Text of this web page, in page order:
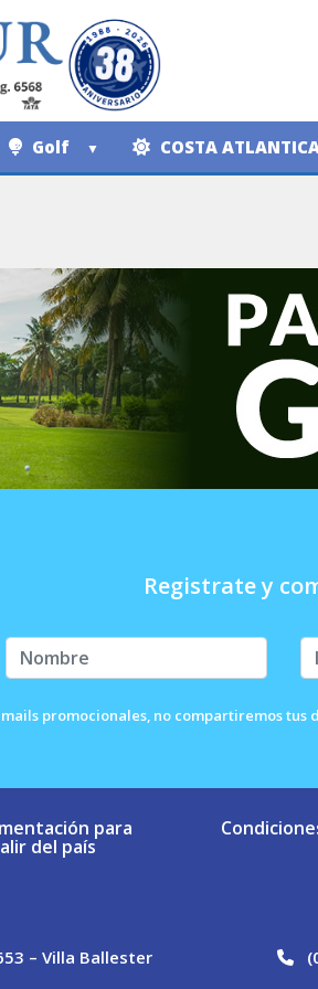
Golf COSTA
Registrate y
promocionales, no compartiremos
para
del país
– Villa Ballester